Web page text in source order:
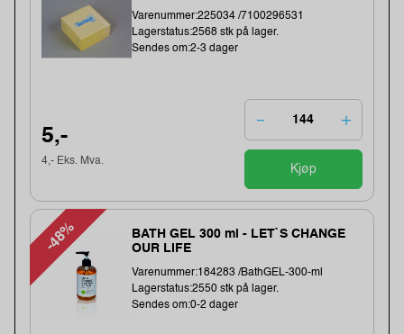
Varenummer:225034 /7100296531
Lagerstatus:2568 stk på lager.
Sendes om:2-3 dager
5,-
4,- Eks. Mva.
Kjøp
-48%
BATH GEL 300 ml - LET`S CHANGE
OUR LIFE
Varenummer:184283 /BathGEL-300-ml
Lagerstatus:2550 stk på lager.
Sendes om:0-2 dager